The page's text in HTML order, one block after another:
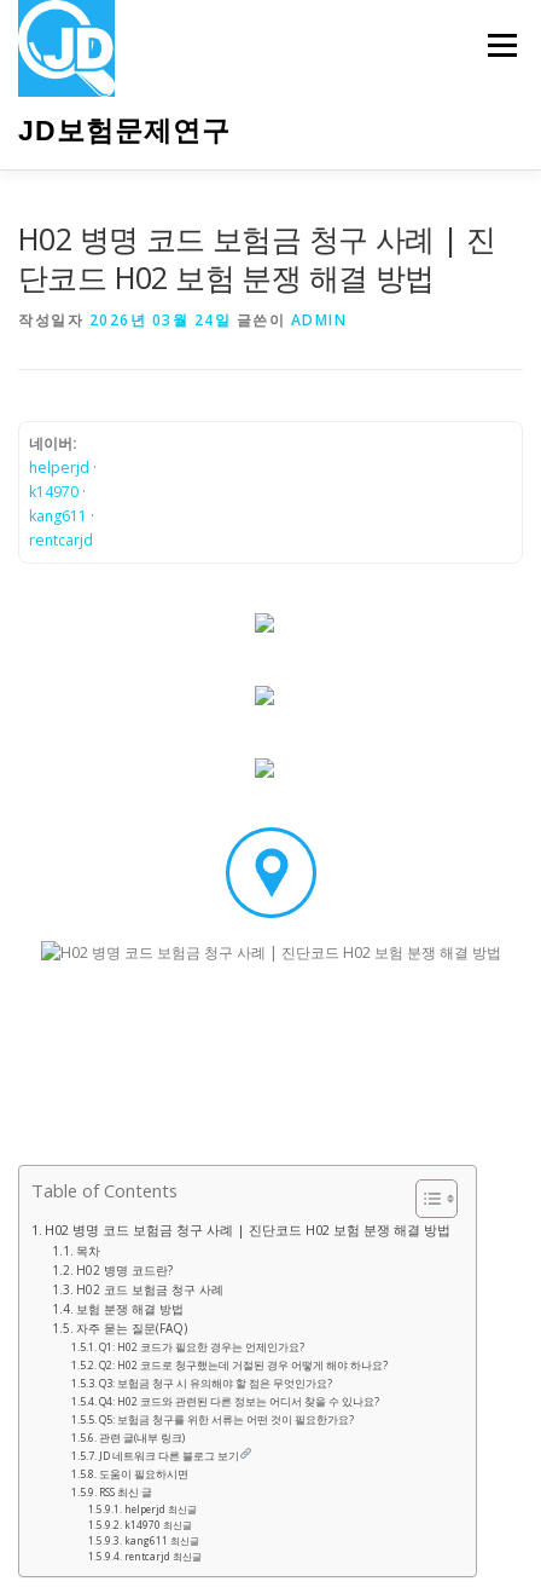
JD보험문제연구
메뉴
H02 병명 코드 보험금 청구 사례 | 진
단코드 H02 보험 분쟁 해결 방법
작성일자 2026년 03월 24일 글쓴이 ADMIN
네이버:
helperjd ·
k14970 ·
kang611 ·
rentcarjd
Table of Contents
H02 병명 코드 보험금 청구 사례 | 진단코드 H02 보험 분쟁 해결 방법
목차
H02 병명 코드란?
H02 코드 보험금 청구 사례
보험 분쟁 해결 방법
자주 묻는 질문(FAQ)
Q1: H02 코드가 필요한 경우는 언제인가요?
Q2: H02 코드로 청구했는데 거절된 경우 어떻게 해야 하나요?
Q3: 보험금 청구 시 유의해야 할 점은 무엇인가요?
Q4: H02 코드와 관련된 다른 정보는 어디서 찾을 수 있나요?
Q5: 보험금 청구를 위한 서류는 어떤 것이 필요한가요?
관련 글(내부 링크)
JD 네트워크 다른 블로그 보기
도움이 필요하시면
RSS 최신 글
helperjd 최신글
k14970 최신글
kang611 최신글
rentcarjd 최신글